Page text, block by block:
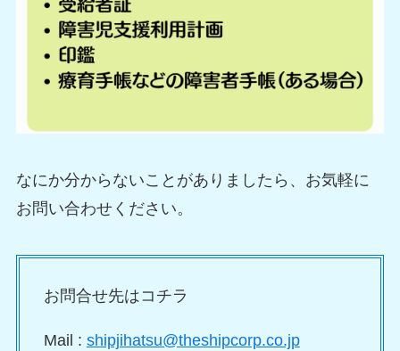
なにか分からないことがありましたら、お気軽に
お問い合わせください。
お問合せ先はコチラ
Mail : shipjihatsu@theshipcorp.co.jp